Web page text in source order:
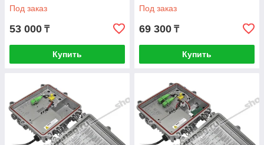
Под заказ
53 000 ₸
Купить
Под заказ
69 300 ₸
Купить